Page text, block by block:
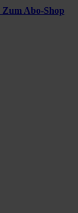
Zum Abo-Shop